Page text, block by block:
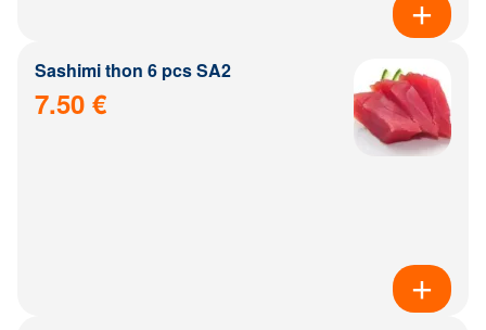
Sashimi thon 6 pcs SA2
7.50 €